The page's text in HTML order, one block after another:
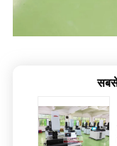
सबसे